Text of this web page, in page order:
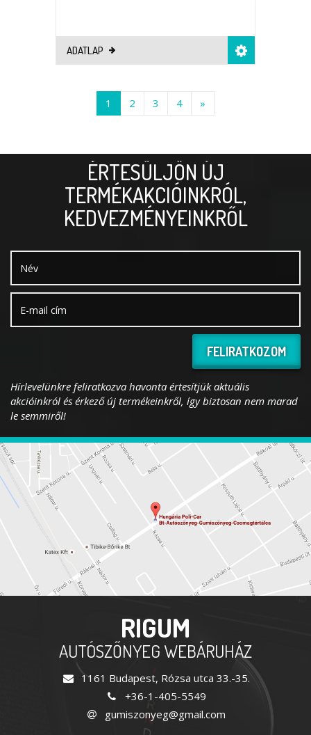
ADATLAP
1 2 3 4 »
ÉRTESÜLJÖN ÚJ
TERMÉKAKCIÓINKRÓL,
KEDVEZMÉNYEINKRŐL
FELIRATKOZOM
Hírlevelünkre feliratkozva havonta értesítjük aktuális
akcióinkról és érkező új termékeinkről, így biztosan nem marad
le semmiről!
RIGUM
AUTÓSZŐNYEG WEBÁRUHÁZ
1161 Budapest, Rózsa utca 33.-35.
+36-1-405-5549
gumiszonyeg@gmail.com